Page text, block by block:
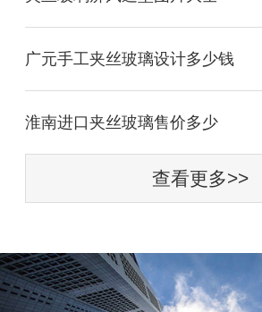
广元手工夹丝玻璃设计多少钱
淮南进口夹丝玻璃售价多少
查看更多>>